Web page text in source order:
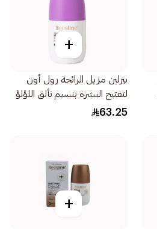
+
بيزلين مزيل الرائحة رول أون
لتفتيح البشرة بنسيم تألق اللؤلؤ
1قطعة
63.25
+